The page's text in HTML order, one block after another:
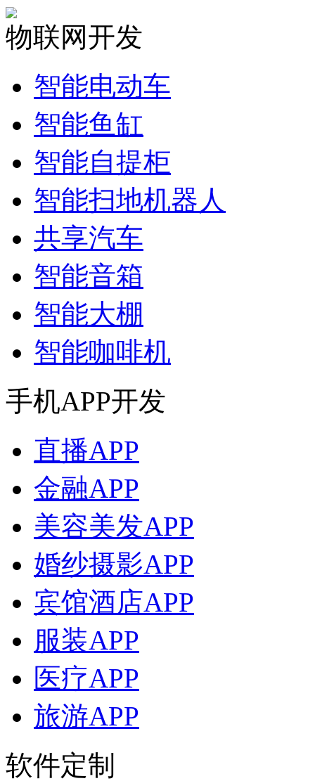
物联网开发
智能电动车
智能鱼缸
智能自提柜
智能扫地机器人
共享汽车
智能音箱
智能大棚
智能咖啡机
手机APP开发
直播APP
金融APP
美容美发APP
婚纱摄影APP
宾馆酒店APP
服装APP
医疗APP
旅游APP
软件定制